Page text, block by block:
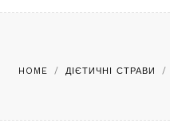
HOME / ДІЄТИЧНІ СТРАВИ /